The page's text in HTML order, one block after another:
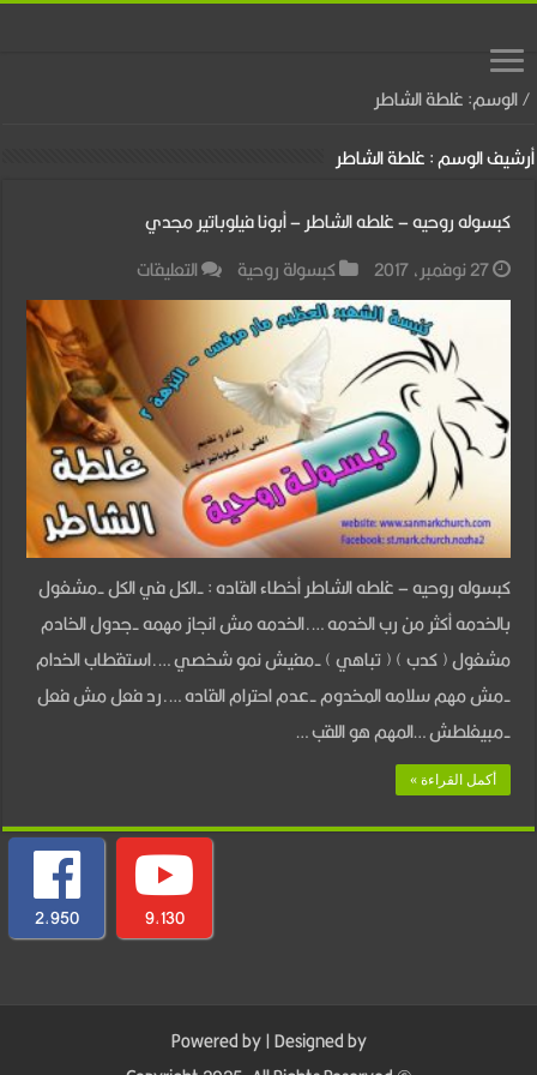
/الوسم:غلطة الشاطر
أرشيف الوسم :غلطة الشاطر
كبسوله روحيه – غلطه الشاطر – أبونا فيلوباتير مجدي
27 نوفمبر، 2017
كبسولة روحية التعليقات
كبسوله
روحيه
–
غلطه
الشاطر
–
أبونا
فيلوباتير
مجدي
مغلقة
كبسوله روحيه – غلطه الشاطر أخطاء القاده : -الكل في الكل -مشغول
بالخدمه أكثر من رب الخدمه ….الخدمه مش انجاز مهمه -جدول الخادم
مشغول ( كدب ) ( تباهي ) -مفيش نمو شخصي ….استقطاب الخدام
-مش مهم سلامه المخدوم -عدم احترام القاده ….رد فعل مش فعل
-مبيغلطش …المهم هو اللقب …
أكمل القراءة »
2,950 9,130
Powered by| Designed by